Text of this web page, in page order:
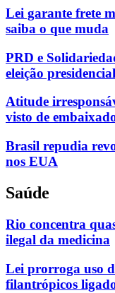
Lei garante frete
saiba o que muda
PRD e
eleição presidencial
Atitude
visto de
Brasil repudia
nos EUA
Saúde
Rio concentra
ilegal da medicina
Lei prorroga uso
filantrópicos